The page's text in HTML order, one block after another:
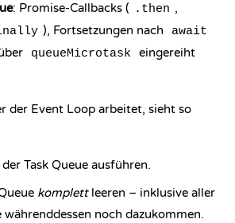
: Promise-Callbacks ( .then ,
), Fortsetzungen nach await
queueMicrotask
eingereiht
der Event Loop arbeitet, sieht so
Task Queue ausführen.
komplettleeren – inklusive aller
währenddessen noch dazukommen.